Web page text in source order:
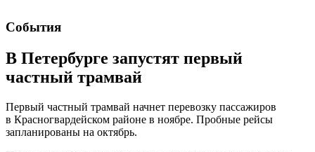
События
В Петербурге запустят первый
частный трамвай
Первый частный трамвай начнет перевозку пассажиров
в Красногвардейском районе в ноябре. Пробные рейсы
запланированы на октябрь.